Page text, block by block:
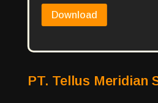
Download
PT. Tellus Meridian